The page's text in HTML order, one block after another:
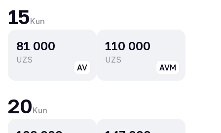
15Kun
81 000
UZS
AV
110 000
UZS
AVM
20Kun